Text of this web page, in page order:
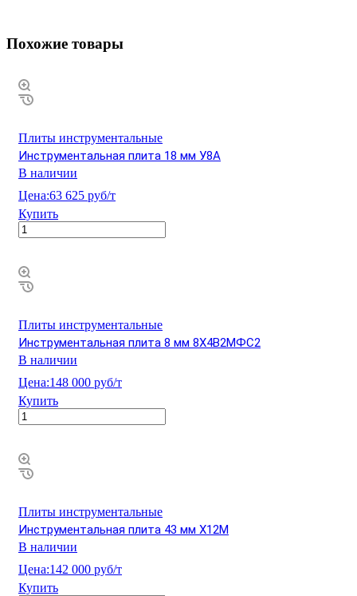
Похожие товары
Плиты инструментальные
Инструментальная плита 18 мм У8А
В наличии
Цена:63 625 руб/т
Купить
Плиты инструментальные
Инструментальная плита 8 мм 8Х4В2МФС2
В наличии
Цена:148 000 руб/т
Купить
Плиты инструментальные
Инструментальная плита 43 мм Х12М
В наличии
Цена:142 000 руб/т
Купить